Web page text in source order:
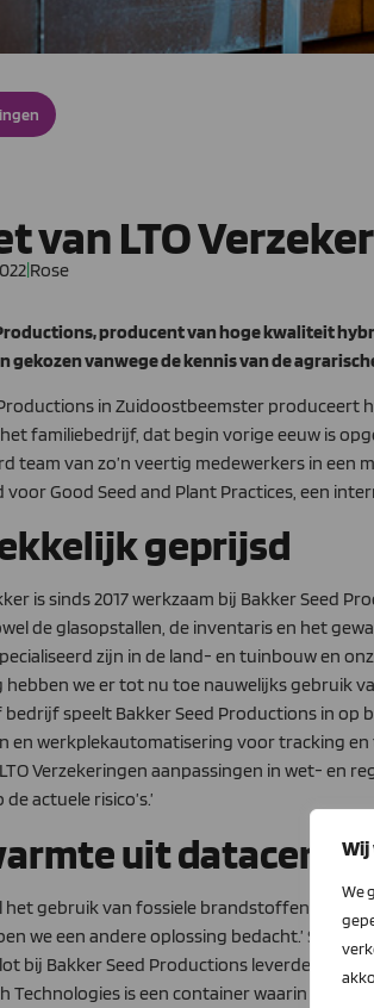
We
van LTO
|Rose
producent van hoge kwaliteit
gekozen vanwege de kennis van de
in Zuidoostbeemster produceert
familiebedrijf, dat begin vorige eeuw is
team van zo’n veertig medewerkers in
Good Seed and Plant Practices, een
geprijsd
is sinds 2017 werkzaam bij Bakker Seed
de glasopstallen, de inventaris en het
zijn in de land- en tuinbouw en
hebben we er tot nu toe nauwelijks gebruik
speelt Bakker Seed Productions in
en werkplekautomatisering voor tracking
Verzekeringen aanpassingen in wet- en
actuele risico’s.’
uit
het gebruik van fossiele brandstoffen
we een andere oplossing bedacht.’
bij Bakker Seed Productions leverde zo’n
Technologies is een container waarin